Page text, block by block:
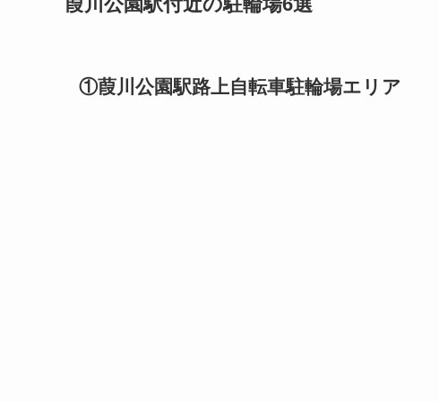
①葭川公園駅路上自転車駐輪場エリア